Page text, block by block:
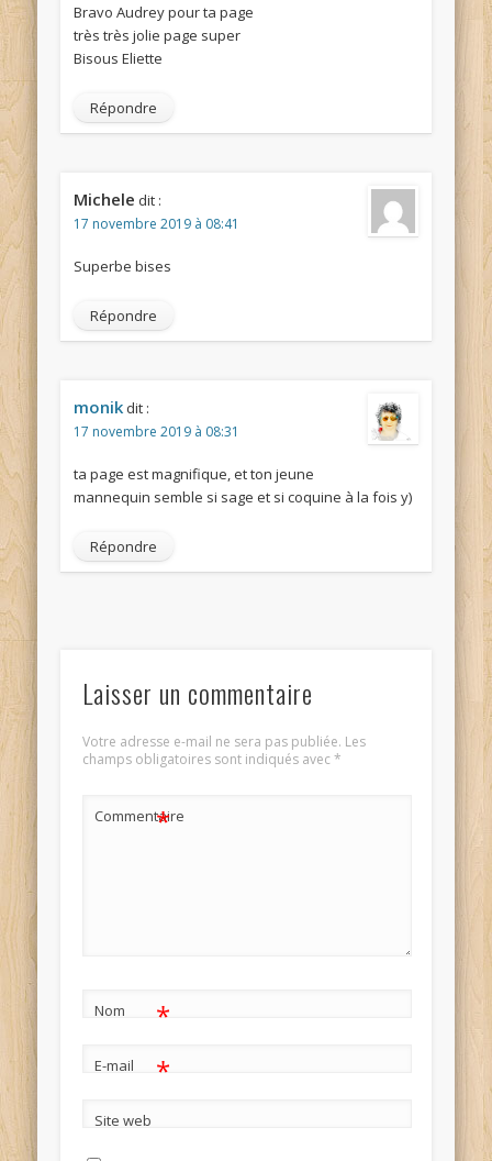
Bravo Audrey pour ta page
très très jolie page super
Bisous Eliette
Répondre
Michele dit :
17 novembre 2019 à 08:41
Superbe bises
Répondre
monik dit :
17 novembre 2019 à 08:31
ta page est magnifique, et ton jeune
mannequin semble si sage et si coquine à la fois y)
Répondre
Laisser un commentaire
Votre adresse e-mail ne sera pas publiée. Les
champs obligatoires sont indiqués avec*
Commentaire
*
Nom *
E-mail *
Site web